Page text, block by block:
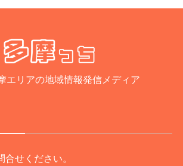
エリアの地域情報発信メディア
せください。